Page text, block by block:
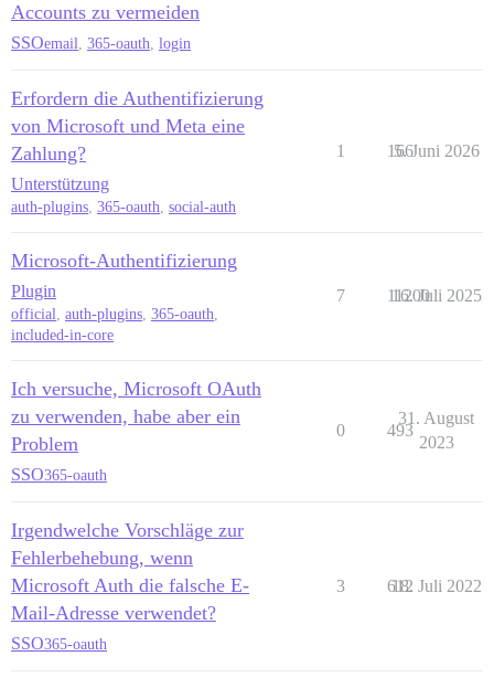
Accounts zu vermeiden
SSOemail 365-oauth login
Erfordern die Authentifizierung
von Microsoft und Meta eine
Zahlung?
Unterstützung
auth-plugins, 365-oauth, social-auth
1 166
5. Juni 2026
Microsoft-Authentifizierung
Plugin
official, auth-plugins, 365-oauth,
included-in-core
7 11200
16. Juli 2025
Ich versuche, Microsoft OAuth
zu verwenden, habe aber ein
Problem
SSO365-oauth
0 493
31. August
2023
Irgendwelche Vorschläge zur
Fehlerbehebung, wenn
Microsoft Auth die falsche E-
Mail-Adresse verwendet?
SSO365-oauth
3 612
18. Juli 2022